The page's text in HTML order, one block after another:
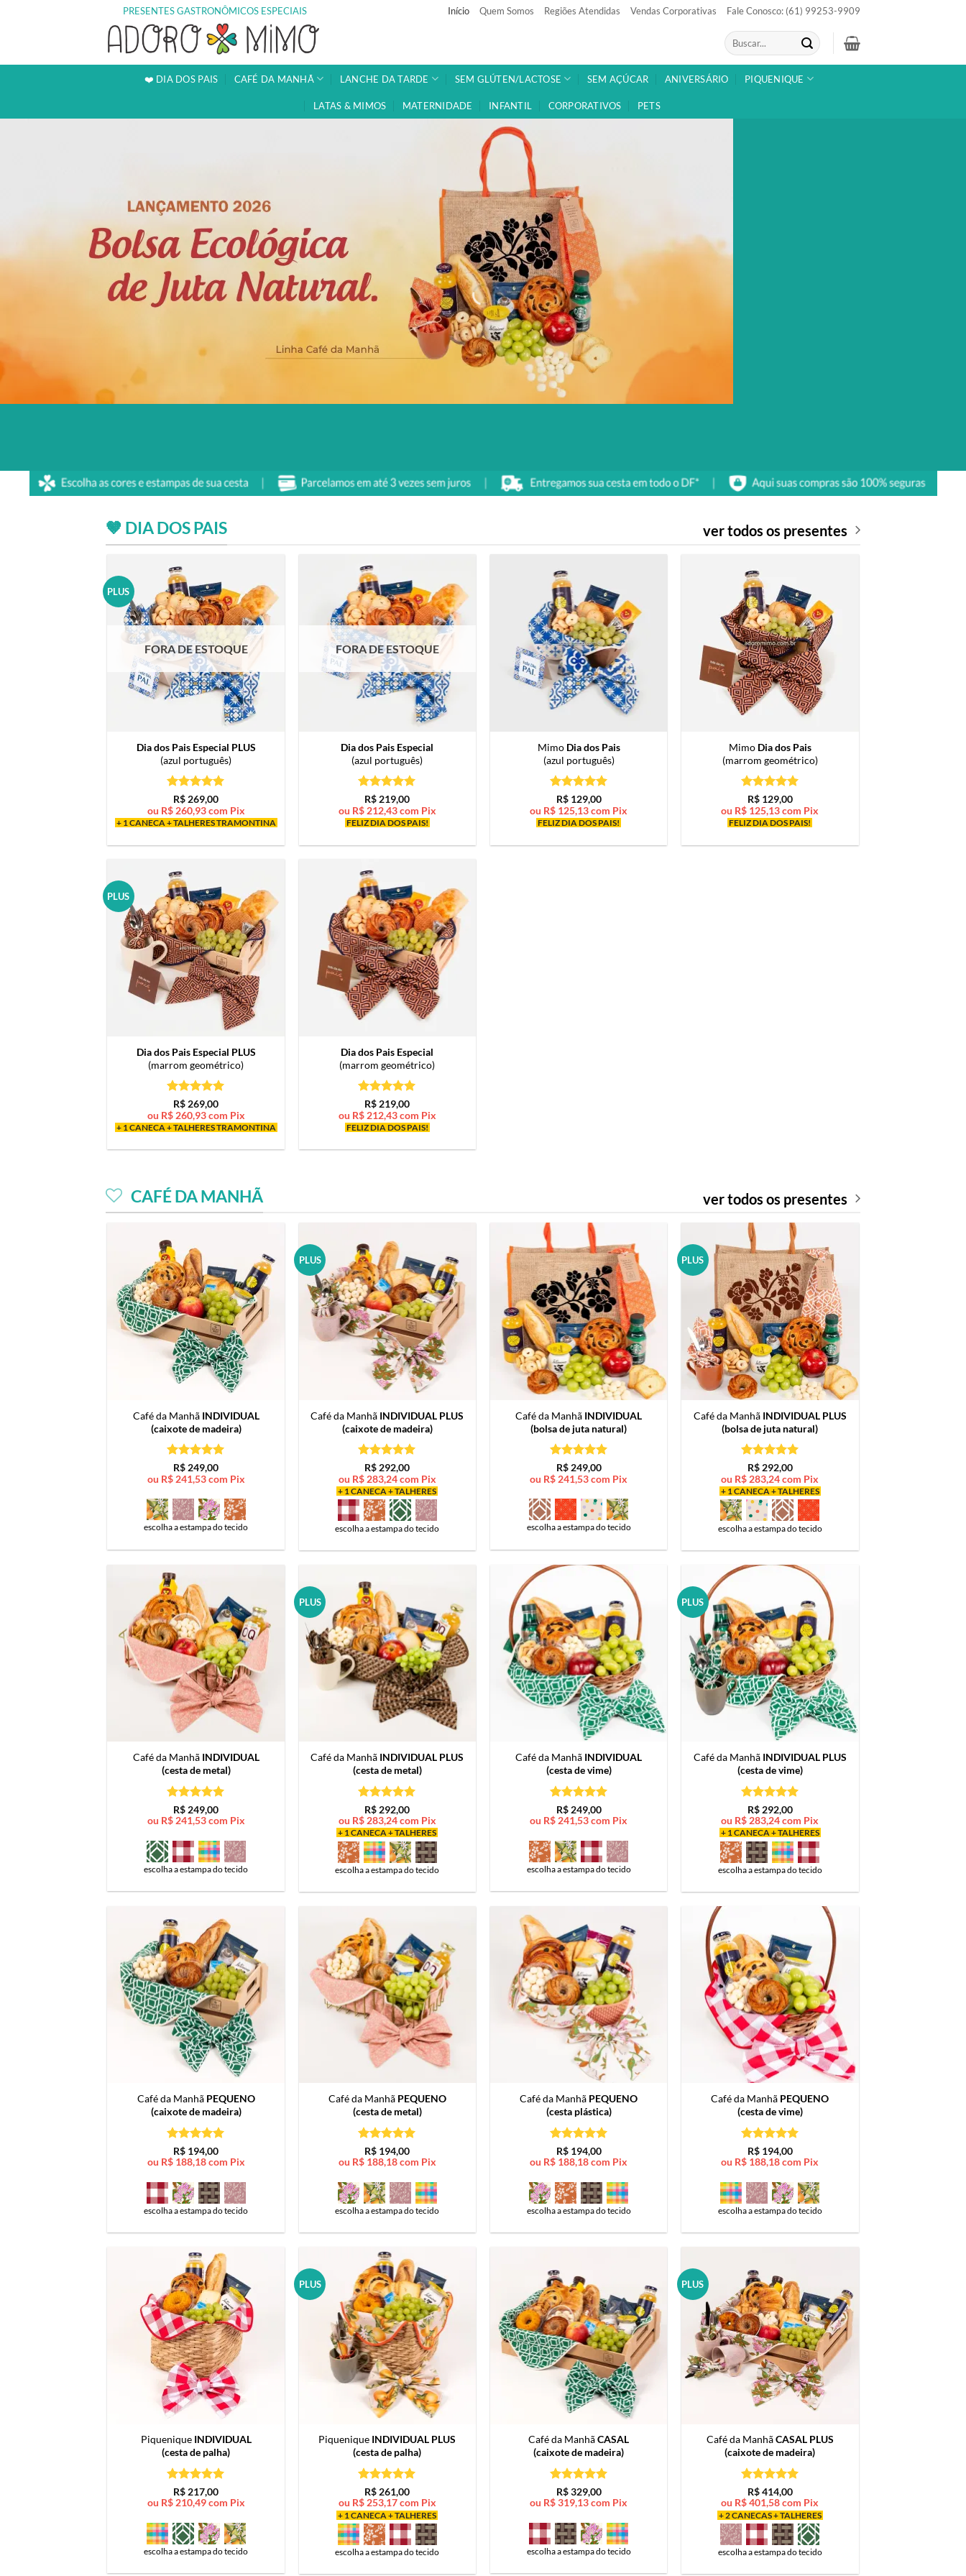
PRESENTES GASTRONÔMICOS ESPECIAIS Início Quem Somos Regiões Atendidas Vendas Corporativas Fale Conosco: (61) 99253-9909
Pesquisar
por:
❤️ DIA DOS PAIS CAFÉ DA MANHÃ LANCHE DA TARDE SEM GLÚTEN/LACTOSE SEM AÇÚCAR ANIVERSÁRIO PIQUENIQUE
LATAS & MIMOS MATERNIDADE INFANTIL CORPORATIVOS PETS
🤎 DIA DOS PAIS ver todos os presentes
PLUS
FORA DE ESTOQUE
Dia dos Pais Especial PLUS
(azul português)
Avaliação5
de 5
R$269,00
ou R$260,93com Pix
+ 1 CANECA + TALHERES TRAMONTINA
FORA DE ESTOQUE
Dia dos Pais Especial
(azul português)
Avaliação5
de 5
R$219,00
ou R$212,43com Pix
FELIZ DIA DOS PAIS!
Mimo Dia dos Pais
(azul português)
Avaliação5
de 5
R$129,00
ou R$ 125,13com Pix
FELIZ DIA DOS PAIS!
Mimo Dia dos Pais
(marrom geométrico)
Avaliação5
de 5
R$129,00
ou R$ 125,13com Pix
FELIZ DIA DOS PAIS!
PLUS
Dia dos Pais Especial PLUS
(marrom geométrico)
Avaliação5
de 5
R$ 269,00
ou R$260,93com Pix
+ 1 CANECA + TALHERES TRAMONTINA
Dia dos Pais Especial
(marrom geométrico)
Avaliação5
de 5
R$ 219,00
ou R$212,43com Pix
FELIZ DIA DOS PAIS!
CAFÉ DA MANHÃ ver todos os presentes
Café da Manhã INDIVIDUAL
(caixote de madeira)
Avaliação5
de 5
R$ 249,00
ou R$241,53com Pix
escolha a estampa do tecido
PLUS
Café da Manhã INDIVIDUAL PLUS
(caixote de madeira)
Avaliação5
de 5
R$ 292,00
ou R$283,24com Pix
+ 1 CANECA + TALHERES
escolha a estampa do tecido
Café da Manhã INDIVIDUAL
(bolsa de juta natural)
Avaliação5
de 5
R$249,00
ou R$ 241,53com Pix
escolha a estampa do tecido
PLUS
Café da Manhã INDIVIDUAL PLUS
(bolsa de juta natural)
Avaliação5
de 5
R$292,00
ou R$ 283,24com Pix
+ 1 CANECA + TALHERES
escolha a estampa do tecido
Café da Manhã INDIVIDUAL
(cesta de metal)
Avaliação5
de 5
R$ 249,00
ou R$241,53com Pix
escolha a estampa do tecido
PLUS
Café da Manhã INDIVIDUAL PLUS
(cesta de metal)
Avaliação5
de 5
R$ 292,00
ou R$283,24com Pix
+ 1 CANECA + TALHERES
escolha a estampa do tecido
Café da Manhã INDIVIDUAL
(cesta de vime)
Avaliação5
de 5
R$249,00
ou R$ 241,53com Pix
escolha a estampa do tecido
PLUS
Café da Manhã INDIVIDUAL PLUS
(cesta de vime)
Avaliação5
de 5
R$292,00
ou R$ 283,24com Pix
+ 1 CANECA + TALHERES
escolha a estampa do tecido
Café da Manhã PEQUENO
(caixote de madeira)
Avaliação5
de 5
R$ 194,00
ou R$188,18com Pix
escolha a estampa do tecido
Café da Manhã PEQUENO
(cesta de metal)
Avaliação5
de 5
R$ 194,00
ou R$188,18com Pix
escolha a estampa do tecido
Café da Manhã PEQUENO
(cesta plástica)
Avaliação5
de 5
R$194,00
ou R$ 188,18com Pix
escolha a estampa do tecido
Café da Manhã PEQUENO
(cesta de vime)
Avaliação5
de 5
R$194,00
ou R$ 188,18com Pix
escolha a estampa do tecido
Piquenique INDIVIDUAL
(cesta de palha)
Avaliação5
de 5
R$ 217,00
ou R$210,49com Pix
escolha a estampa do tecido
PLUS
Piquenique INDIVIDUAL PLUS
(cesta de palha)
Avaliação5
de 5
R$ 261,00
ou R$253,17com Pix
+ 1 CANECA + TALHERES
escolha a estampa do tecido
Café da ManhãCASAL
(caixote de madeira)
Avaliação5
de 5
R$329,00
ou R$319,13com Pix
escolha a estampa do tecido
PLUS
Café da ManhãCASAL PLUS
(caixote de madeira)
Avaliação5
de 5
R$414,00
ou R$401,58com Pix
+ 2 CANECAS + TALHERES
escolha a estampa do tecido